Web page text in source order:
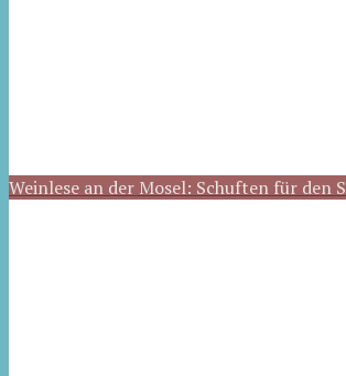
Weinlese an der Mosel: Schuften für den